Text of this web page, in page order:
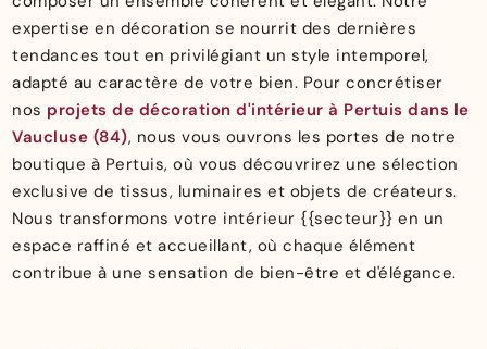
expertise en décoration se nourrit des dernières
tendances tout en privilégiant un style intemporel,
adapté au caractère de votre bien. Pour concrétiser
nos projets de décoration d'intérieur à Pertuis dans le
Vaucluse (84), nous vous ouvrons les portes de notre
boutique à Pertuis, où vous découvrirez une sélection
exclusive de tissus, luminaires et objets de créateurs.
Nous transformons votre intérieur {{secteur}} en un
espace raffiné et accueillant, où chaque élément
contribue à une sensation de bien-être et d'élégance.